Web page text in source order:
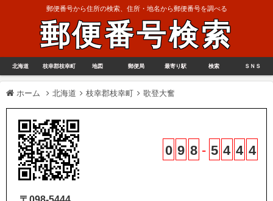
郵便番号から住所の検索、住所・地名から郵便番号を調べる
郵便番号検索
北海道 枝幸郡枝幸町 地図 郵便局 最寄り駅 検索 ＳＮＳ
ホーム 北海道 枝幸郡枝幸町 歌登大奮
0 9 8 - 5 4 4 4